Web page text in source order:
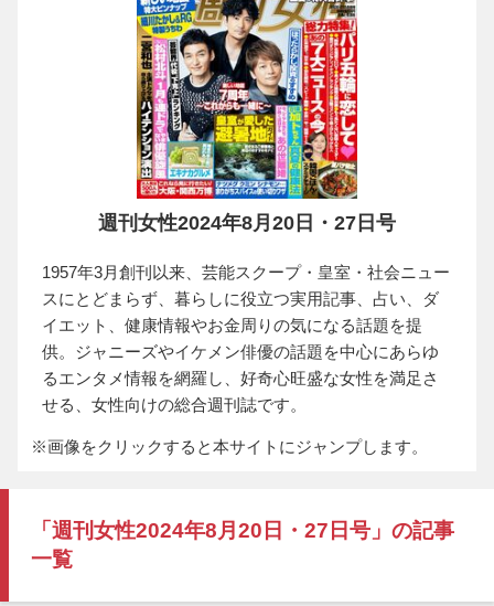
週刊女性2024年8月20日・27日号
1957年3月創刊以来、芸能スクープ・皇室・社会ニュー
スにとどまらず、暮らしに役立つ実用記事、占い、ダ
イエット、健康情報やお金周りの気になる話題を提
供。ジャニーズやイケメン俳優の話題を中心にあらゆ
るエンタメ情報を網羅し、好奇心旺盛な女性を満足さ
せる、女性向けの総合週刊誌です。
※画像をクリックすると本サイトにジャンプします。
「週刊女性2024年8月20日・27日号」の記事
一覧